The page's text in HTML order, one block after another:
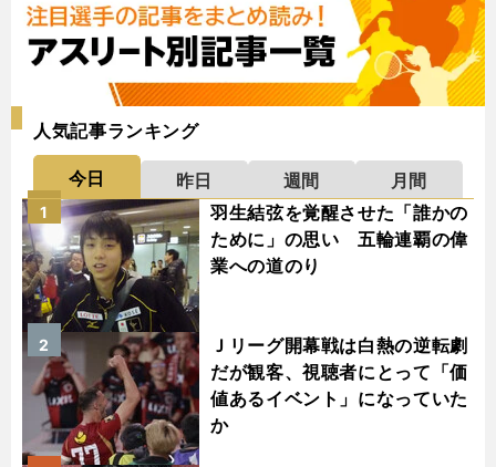
人気記事ランキング
今日 昨日 週間
月間
羽生結弦を覚醒させた「誰かの
ために」の思い 五輪連覇の偉
業への道のり
1
Ｊリーグ開幕戦は白熱の逆転劇
だが観客、視聴者にとって「価
値あるイベント」になっていた
か
2